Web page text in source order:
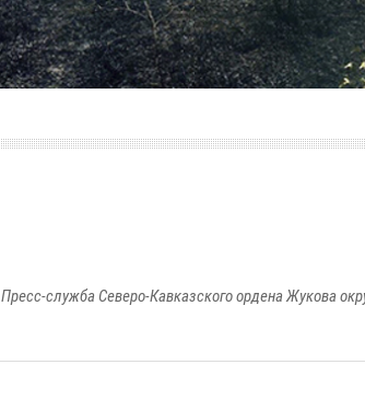
Пресс-служба Северо-Кавказского ордена Жукова